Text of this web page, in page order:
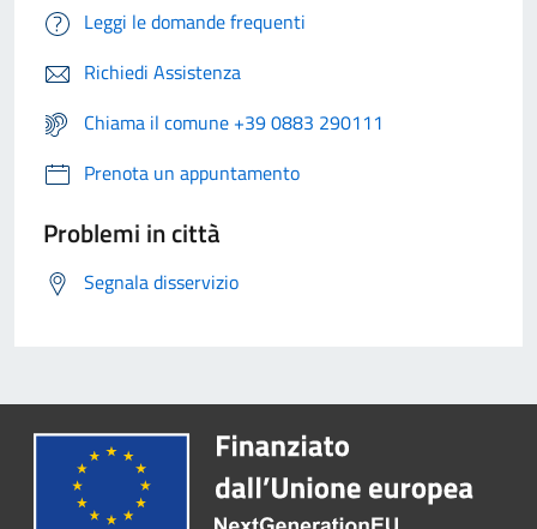
Leggi le domande frequenti
Richiedi Assistenza
Chiama il comune +39 0883 290111
Prenota un appuntamento
Problemi in città
Segnala disservizio